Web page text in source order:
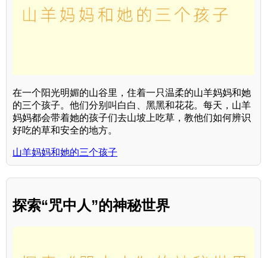
在一个阳光明媚的山谷里，住着一只温柔的山羊妈妈和她
的三个孩子。他们分别叫白白、黑黑和花花。每天，山羊
妈妈都会带着她的孩子们去山坡上吃草，教他们如何辨识
好吃的草和安全的地方。
山羊妈妈和她的三个孩子
探索“咒中人”的神秘世界